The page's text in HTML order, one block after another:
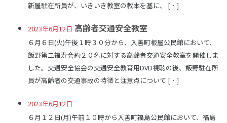
新屋駐在所員が、いきいき教室の教本を基に、 […]
2023年6月12日 高齢者交通安全教室
６月６日(火)午後１時３０分から、入善町板屋公民館において、
飯野第二福寿会約２０名に対する高齢者交通安全教室を開催しま
した。交通安全協会の交通安全教育用DVD視聴の後、飯野駐在所
員が高齢者の交通事故の特徴と注意点について […]
2023年6月12日
６月１２日(月)午前１０時から入善町福島公民館において、福島